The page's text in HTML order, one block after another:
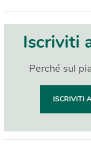
Iscriviti
Perché sul
ISCRIVITI